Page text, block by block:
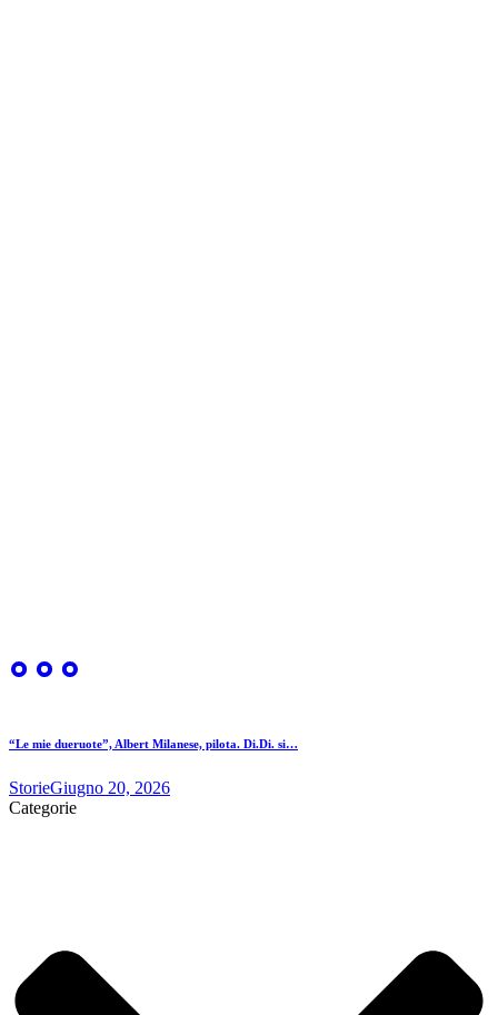
“Le mie dueruote”, Albert Milanese, pilota. Di.Di. si…
StorieGiugno 20, 2026
Categorie